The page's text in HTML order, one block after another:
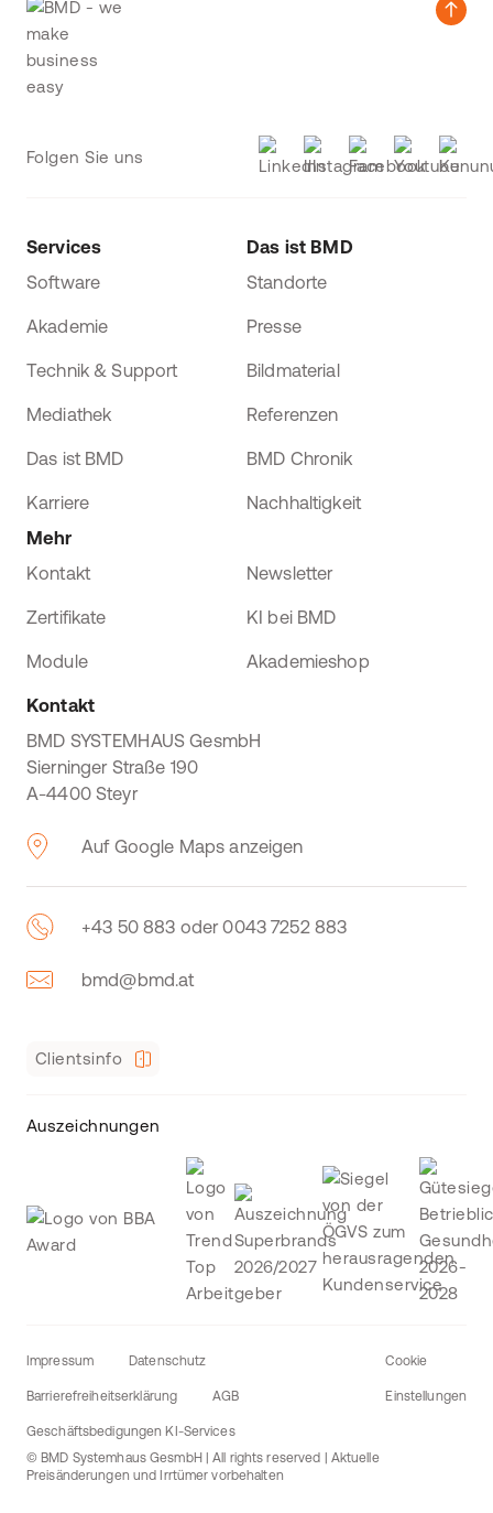
Folgen Sie uns
Services
Software
Akademie
Technik & Support
Mediathek
Das ist BMD
Karriere
Das ist BMD
Standorte
Presse
Bildmaterial
Referenzen
BMD Chronik
Nachhaltigkeit
Mehr
Kontakt
Newsletter
Zertifikate KI bei BMD
Module Akademieshop
Kontakt
BMD SYSTEMHAUS GesmbH
Sierninger Straße 190
A-4400 Steyr
Auf Google Maps anzeigen
+43 50 883 oder 0043 7252 883
bmd@bmd.at
Clientsinfo
Auszeichnungen
Impressum Datenschutz
Barrierefreiheitserklärung AGB
Geschäftsbedigungen KI-Services
Cookie
Einstellungen
© BMD Systemhaus GesmbH | All rights reserved | Aktuelle
Preisänderungen und Irrtümer vorbehalten